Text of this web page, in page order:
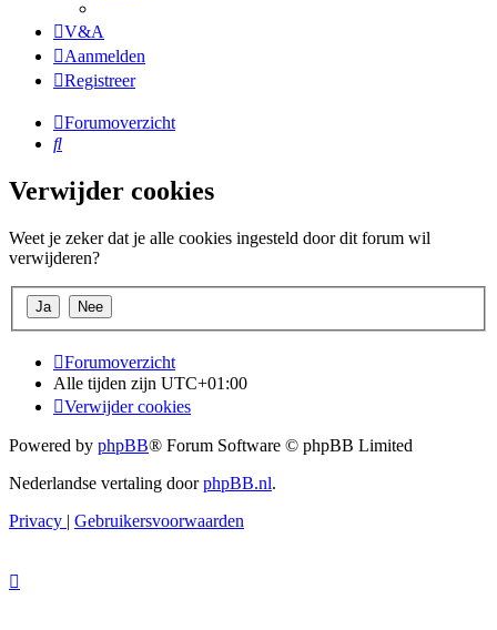
V&A
Aanmelden
Registreer
Forumoverzicht
Zoek
Verwijder cookies
Weet je zeker dat je alle cookies ingesteld door dit forum wil
verwijderen?
Forumoverzicht
Alle tijden zijn UTC+01:00
Verwijder cookies
Powered by phpBB® Forum Software © phpBB Limited
Nederlandse vertaling doorphpBB.nl.
Privacy | Gebruikersvoorwaarden